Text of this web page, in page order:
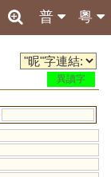
粵
普
異讀字